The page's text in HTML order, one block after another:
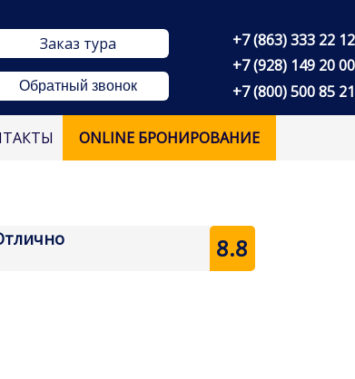
Заказ тура
Обратный звонок
+7 (863) 333 22 12
+7 (928) 149 20 00
+7 (800) 500 85 21
ONLINE БРОНИРОВАНИЕ
8.8